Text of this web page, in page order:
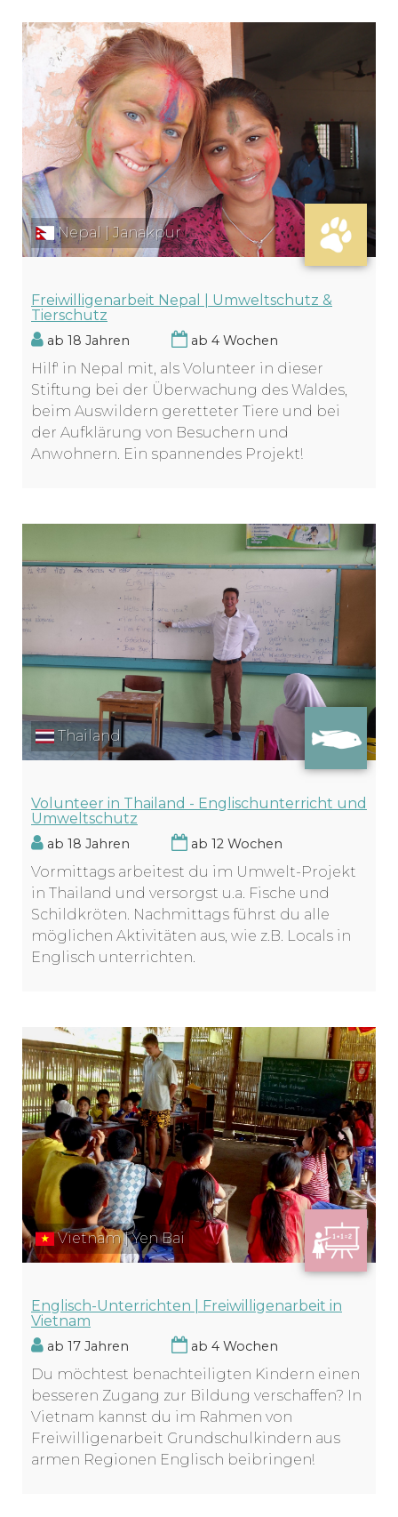
Nepal | Janakpur
Freiwilligenarbeit Nepal | Umweltschutz &
Tierschutz
ab 18 Jahren ab 4 Wochen
Hilf' in Nepal mit, als Volunteer in dieser
Stiftung bei der Überwachung des Waldes,
beim Auswildern geretteter Tiere und bei
der Aufklärung von Besuchern und
Anwohnern. Ein spannendes Projekt!
Thailand
Volunteer in Thailand - Englischunterricht und
Umweltschutz
ab 18 Jahren ab 12 Wochen
Vormittags arbeitest du im Umwelt-Projekt
in Thailand und versorgst u.a. Fische und
Schildkröten. Nachmittags führst du alle
möglichen Aktivitäten aus, wie z.B. Locals in
Englisch unterrichten.
Vietnam | Yen Bai
Englisch-Unterrichten | Freiwilligenarbeit in
Vietnam
ab 17 Jahren ab 4 Wochen
Du möchtest benachteiligten Kindern einen
besseren Zugang zur Bildung verschaffen? In
Vietnam kannst du im Rahmen von
Freiwilligenarbeit Grundschulkindern aus
armen Regionen Englisch beibringen!